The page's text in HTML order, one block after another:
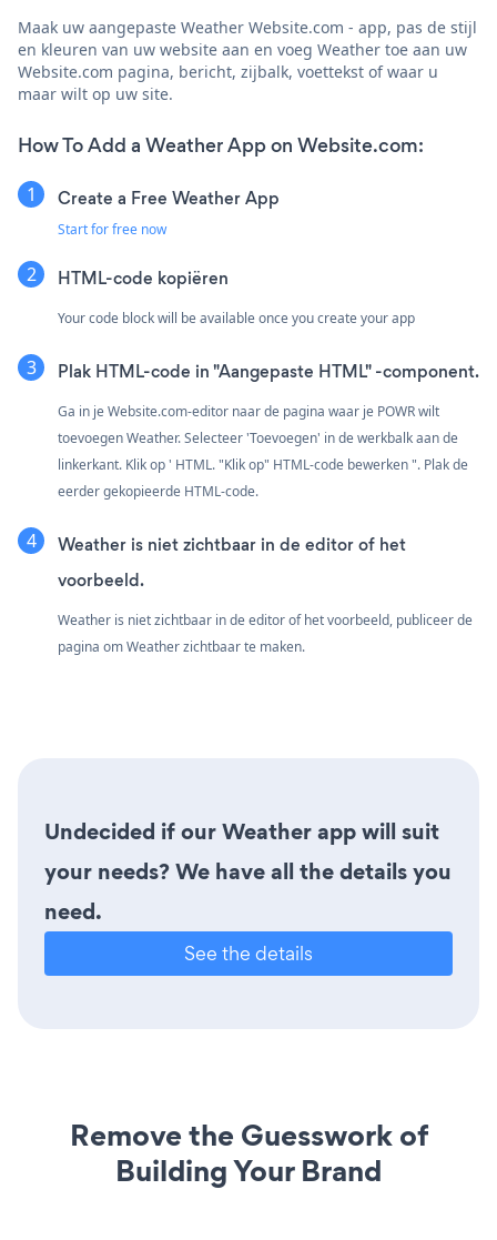
Maak uw aangepaste Weather Website.com - app, pas de stijl
en kleuren van uw website aan en voeg Weather toe aan uw
Website.com pagina, bericht, zijbalk, voettekst of waar u
maar wilt op uw site.
How To Add a Weather App on Website.com:
Create a Free Weather App
Start for free now
HTML-code kopiëren
Your code block will be available once you create your app
Plak HTML-code in "Aangepaste HTML" -component.
Ga in je Website.com-editor naar de pagina waar je POWR wilt
toevoegen Weather. Selecteer 'Toevoegen' in de werkbalk aan de
linkerkant. Klik op ' HTML. "Klik op" HTML-code bewerken ". Plak de
eerder gekopieerde HTML-code.
Weather is niet zichtbaar in de editor of het
voorbeeld.
Weather is niet zichtbaar in de editor of het voorbeeld, publiceer de
pagina om Weather zichtbaar te maken.
Undecided if our Weather app will suit
your needs? We have all the details you
need.
See the details
Remove the Guesswork of
Building Your Brand